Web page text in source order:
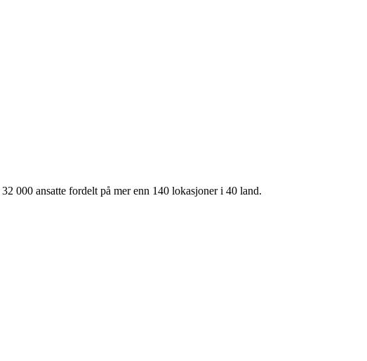
000 ansatte fordelt på mer enn 140 lokasjoner i 40 land.